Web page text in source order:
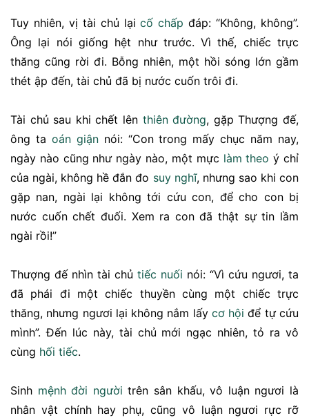
Tuy nhiên, vị tài chủ lạicố chấp đáp: “Không, không”.
Ông lại nói giống hệt như trước. Vì thế, chiếc trực
thăng cũng rời đi. Bỗng nhiên, một hồi sóng lớn gầm
thét ập đến, tài chủ đã bị nước cuốn trôi đi.
Tài chủ sau khi chết lên thiên đường, gặp Thượng đế,
ông ta oán giậnnói: “Con trong mấy chục năm nay,
ngày nào cũng như ngày nào, một mực làm theo ý chỉ
của ngài, không hề đắn đo suy nghĩ, nhưng sao khi con
gặp nan, ngài lại không tới cứu con, để cho con bị
nước cuốn chết đuối. Xem ra con đã thật sự tin lầm
ngài rồi!”
Thượng đế nhìn tài chủ tiếc nuối nói: “Vì cứu ngươi, ta
đã phái đi một chiếc thuyền cùng một chiếc trực
thăng, nhưng ngươi lại không nắm lấy cơ hội để tự cứu
mình”. Đến lúc này, tài chủ mới ngạc nhiên, tỏ ra vô
cùng hối tiếc.
Sinh mệnh đời người trên sân khấu, vô luận ngươi là
nhân vật chính hay phụ, cũng vô luận ngươi rực rỡ